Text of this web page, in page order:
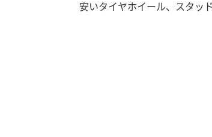
安いタイヤホイール、スタッ